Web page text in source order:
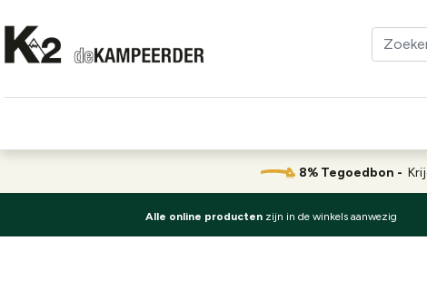
8% Tegoedbon -
Alle online producten zijn in de winkels aanwezig